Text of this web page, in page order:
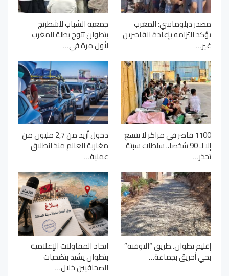
مصدر دبلوماسي: المغرب
يؤكد التزامه بإعادة القاصرين
غير…
جمعية الشباب للشطرنج
بتطوان تتوج بطلة للمغرب
لأول مرة في…
1100 قاصر في مراكز لا تتسع
إلا لـ 90 شخصا.. سلطات سبتة
تحذر…
دخول أزيد من 2,7 مليون من
مغاربة العالم منذ انطلاق
عملية…
إقليم تطوان..طريق “التوفنة”
بحي أحريق بجماعة…
اتحاد المقاولات الإعلامية
بتطوان يشيد بتضحيات
الصحافيين خلال…